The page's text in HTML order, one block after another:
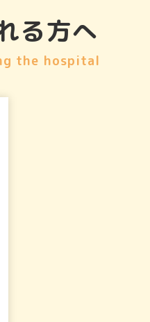
る方へ
the hospital